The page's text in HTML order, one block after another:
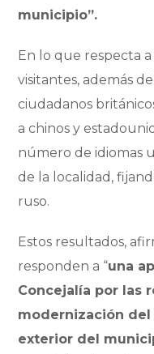
municipio”.
En lo que respecta
visitantes, además
ciudadanos
a chinos y
número de idiomas
de la localidad,
ruso.
Estos resultados,
responden a “una
Concejalía por las
modernización del
exterior del